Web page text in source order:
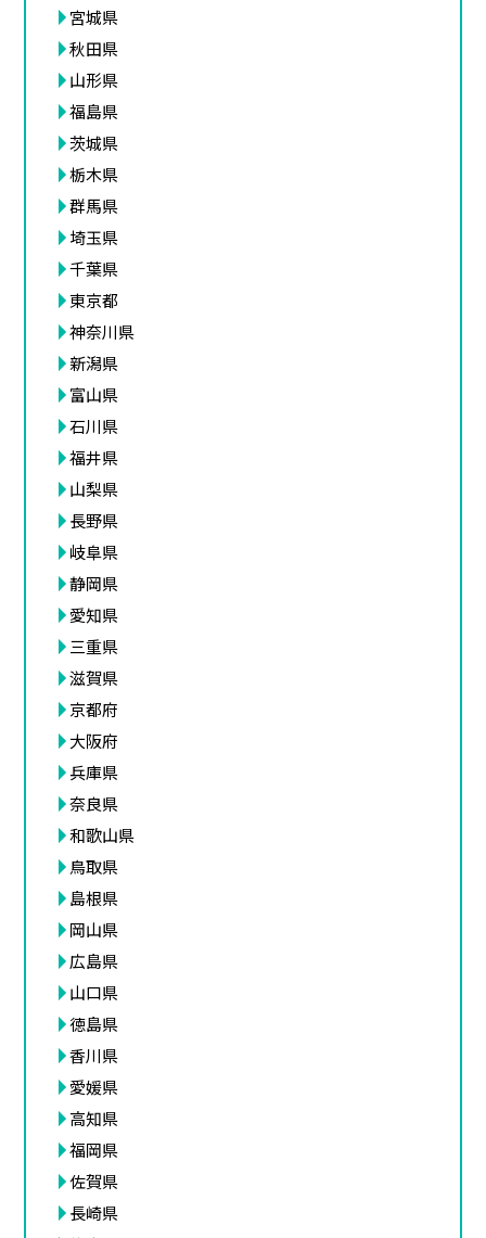
宮城県
秋田県
山形県
福島県
茨城県
栃木県
群馬県
埼玉県
千葉県
東京都
神奈川県
新潟県
富山県
石川県
福井県
山梨県
長野県
岐阜県
静岡県
愛知県
三重県
滋賀県
京都府
大阪府
兵庫県
奈良県
和歌山県
鳥取県
島根県
岡山県
広島県
山口県
徳島県
香川県
愛媛県
高知県
福岡県
佐賀県
長崎県